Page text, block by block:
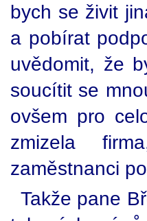
bych se živit
a pobírat
uvědomit, že
soucítit se
ovšem pro
zmizela
zaměstnanci
Takže pane